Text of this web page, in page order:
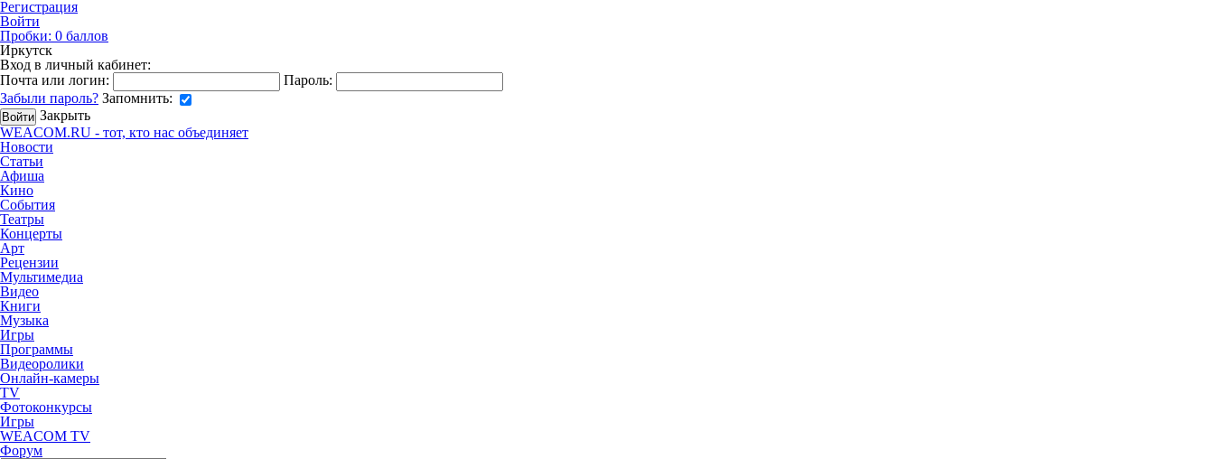
Регистрация
Войти
Пробки: 0 баллов
Иркутск
Вход в личный кабинет:
Почта или логин:
Пароль:
Забыли пароль? Запомнить:
Закрыть
WEACOM.RU - тот, кто нас объединяет
Новости
Статьи
Афиша
Кино
События
Театры
Концерты
Арт
Рецензии
Мультимедиа
Видео
Книги
Музыка
Игры
Программы
Видеоролики
Онлайн-камеры
TV
Фотоконкурсы
Игры
WEACOM TV
Форум